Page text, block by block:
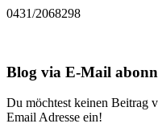
0431/2068298
Blog via E-Mail
Du möchtest keinen Beitrag
Email Adresse ein!